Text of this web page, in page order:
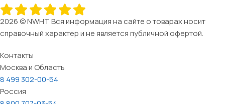
2026 © NWHT Вся информация на сайте о товарах носит
справочный характер и не является публичной офертой.
Контакты
Москва и Область
8 499 302-00-54
Россия